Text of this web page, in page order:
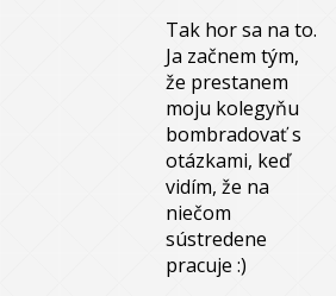
Tak hor sa na to.
Ja začnem tým,
že prestanem
moju kolegyňu
bombradovať s
otázkami, keď
vidím, že na
niečom
sústredene
pracuje :)